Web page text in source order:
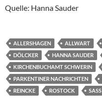
Quelle: Hanna Sauder
ALLERSHAGEN ALLWART
DÖLCKER
HANNA SAUDER
KIRCHENBUCHAMT SCHWERIN
PARKENTINER NACHRICHTEN
REINCKE
ROSTOCK SASS